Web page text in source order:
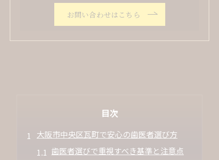
お問い合わせはこちら
目次
大阪市中央区瓦町で安心の歯医者選び方
歯医者選びで重視すべき基準と注意点